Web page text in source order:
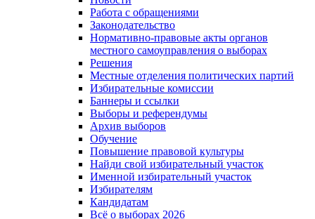
Работа с обращениями
Законодательство
Нормативно-правовые акты органов
местного самоуправления о выборах
Решения
Местные отделения политических партий
Избирательные комиссии
Баннеры и ссылки
Выборы и референдумы
Архив выборов
Обучение
Повышение правовой культуры
Найди свой избирательный участок
Именной избирательный участок
Избирателям
Кандидатам
Всё о выборах 2026